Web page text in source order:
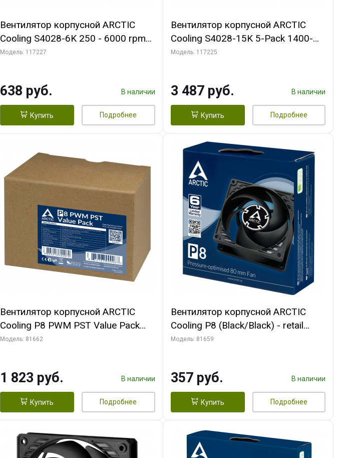
Вентилятор корпусной ARCTIC
Cooling S4028-6K 250 - 6000 rpm
Dual Ball Bearing 4-Pin Fan-
Модель: 117227
638 руб. В наличии
Купить Подробнее
Вентилятор корпусной ARCTIC
Cooling S4028-15K 5-Pack 1400-
15000rpm rpm Dual Ball Bearing 4-
Модель: 117225
3 487 руб. В наличии
Купить Подробнее
Вентилятор корпусной ARCTIC
Cooling P8 PWM PST Value Pack
(Black/Black) - retail
Модель: 81662
1 823 руб. В наличии
Купить Подробнее
Вентилятор корпусной ARCTIC
Cooling P8 (Black/Black) - retail
(ACFAN00147A) (701990)
Модель: 81659
357 руб. В наличии
Купить Подробнее